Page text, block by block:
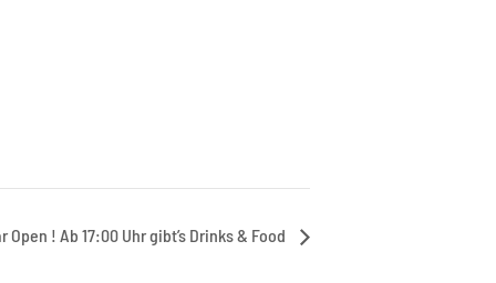
Open ! Ab 17:00 Uhr gibt’s Drinks & Food